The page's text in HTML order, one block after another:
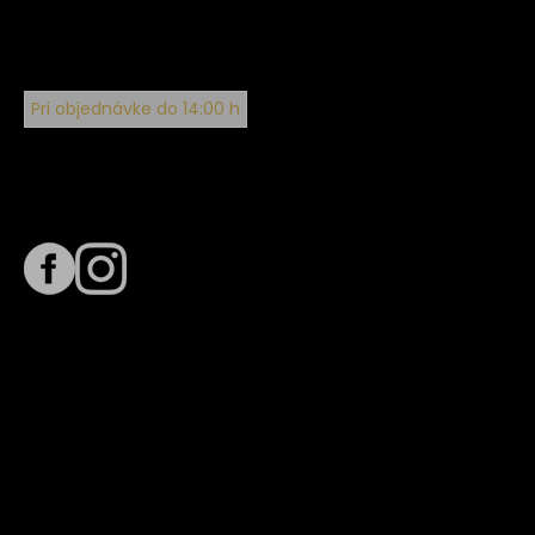
Pri objednávke do 14:00 h